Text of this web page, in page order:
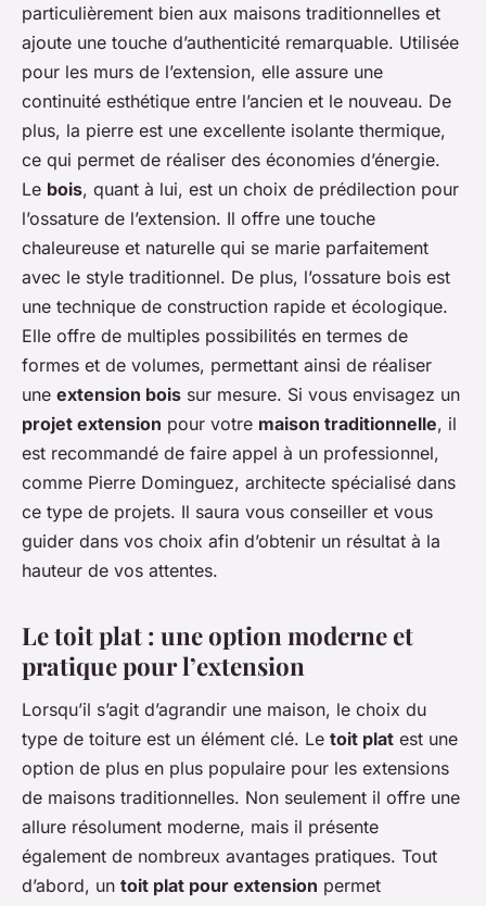
particulièrement bien aux maisons traditionnelles et
ajoute une touche d’authenticité remarquable. Utilisée
pour les murs de l’extension, elle assure une
continuité esthétique entre l’ancien et le nouveau. De
plus, la pierre est une excellente isolante thermique,
ce qui permet de réaliser des économies d’énergie.
Le bois, quant à lui, est un choix de prédilection pour
l’ossature de l’extension. Il offre une touche
chaleureuse et naturelle qui se marie parfaitement
avec le style traditionnel. De plus, l’ossature bois est
une technique de construction rapide et écologique.
Elle offre de multiples possibilités en termes de
formes et de volumes, permettant ainsi de réaliser
une extension bois sur mesure. Si vous envisagez un
projet extension pour votre maison traditionnelle, il
est recommandé de faire appel à un professionnel,
comme Pierre Dominguez, architecte spécialisé dans
ce type de projets. Il saura vous conseiller et vous
guider dans vos choix afin d’obtenir un résultat à la
hauteur de vos attentes.
Le toit plat : une option moderne et
pratique pour l’extension
Lorsqu’il s’agit d’agrandir une maison, le choix du
type de toiture est un élément clé. Le toit plat est une
option de plus en plus populaire pour les extensions
de maisons traditionnelles. Non seulement il offre une
allure résolument moderne, mais il présente
également de nombreux avantages pratiques. Tout
d’abord, un toit plat pour extension permet